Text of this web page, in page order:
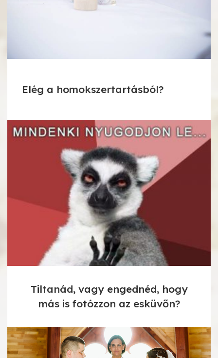
Elég a homokszertartásból?
Tiltanád, vagy engednéd, hogy
más is fotózzon az esküvőn?